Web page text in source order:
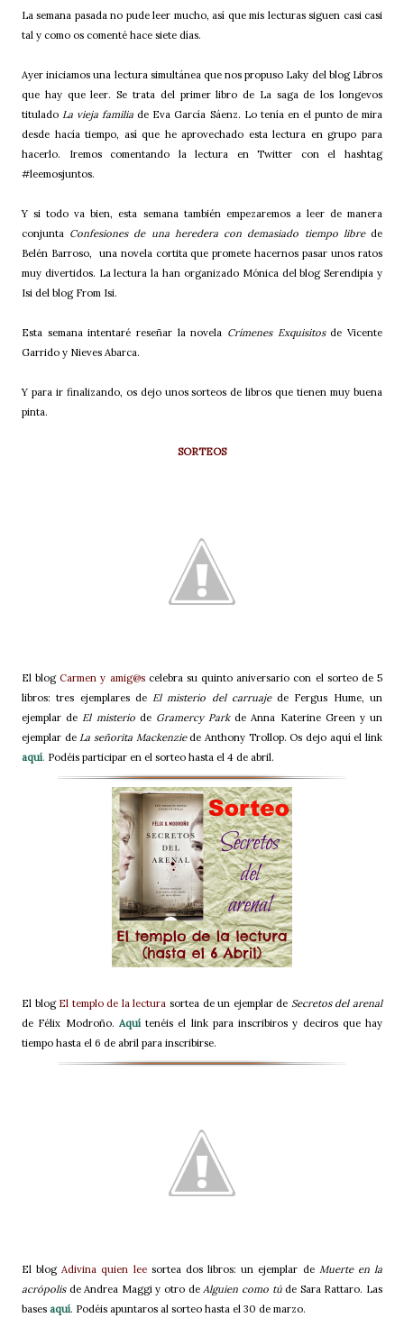
La semana pasada no pude leer mucho, así que mis lecturas siguen casi casi
tal y como os comenté hace siete días.
Ayer iniciamos una lectura simultánea que nos propuso Laky del blog Libros
que hay que leer. Se trata del primer libro de La saga de los longevos
titulado La vieja familia de Eva García Sáenz. Lo tenía en el punto de mira
desde hacía tiempo, así que he aprovechado esta lectura en grupo para
hacerlo. Iremos comentando la lectura en Twitter con el hashtag
#leemosjuntos.
Y si todo va bien, esta semana también empezaremos a leer de manera
conjunta Confesiones de una heredera con demasiado tiempo librede
Belén Barroso, una novela cortita que promete hacernos pasar unos ratos
muy divertidos. La lectura la han organizado Mónica del blog Serendipia y
Isi del blog From Isi.
Esta semana intentaré reseñar la novela Crímenes Exquisitosde Vicente
Garrido y Nieves Abarca.
Y para ir finalizando, os dejo unos sorteos de libros que tienen muy buena
pinta.
SORTEOS
El blogCarmen y amig@scelebra su quinto aniversario con el sorteo de 5
libros: tres ejemplares de El misterio del carruajede Fergus Hume, un
ejemplar de El misterio de Gramercy Parkde Anna Katerine Green y un
ejemplar de La señorita Mackenziede Anthony Trollop. Os dejo aquí el link
aquí. Podéis participar en el sorteo hasta el 4 de abril.
El blog El templo de la lectura sortea de un ejemplar de Secretos del arenal
de Félix Modroño. Aquí tenéis el link para inscribiros y deciros que hay
tiempo hasta el 6 de abril para inscribirse.
El blogAdivina quien leesortea dos libros: un ejemplar de Muerte en la
acrópolisde Andrea Maggi y otro de Alguien como túde Sara Rattaro. Las
bases aquí. Podéis apuntaros al sorteo hasta el 30 de marzo.